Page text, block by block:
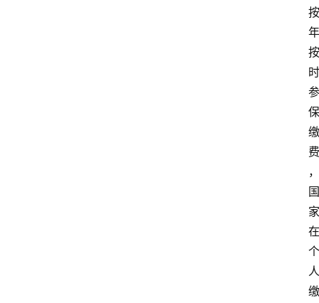
按
年
按
时
参
保
缴
费
，
国
家
在
个
人
缴